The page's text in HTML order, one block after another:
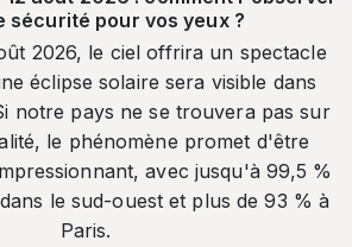
sécurité pour vos yeux ?
2026, le ciel offrira un spectacle
éclipse solaire sera visible dans
notre pays ne se trouvera pas sur
le phénomène promet d'être
avec jusqu'à 99,5 %
le sud-ouest et plus de 93 % à
Paris.